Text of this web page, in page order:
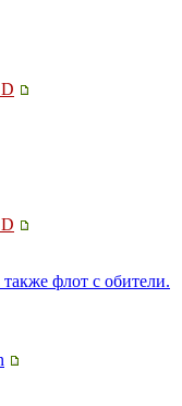
флот с обители.